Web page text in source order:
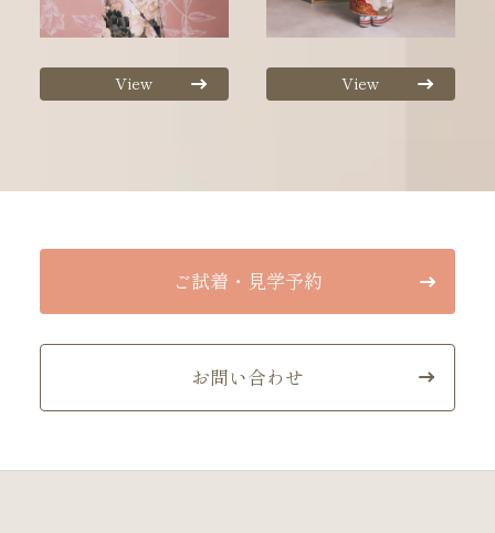
View View
ご試着・見学予約
お問い合わせ